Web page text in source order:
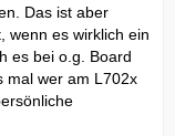
Das ist aber
wenn es wirklich ein
es bei o.g. Board
mal wer am L702x